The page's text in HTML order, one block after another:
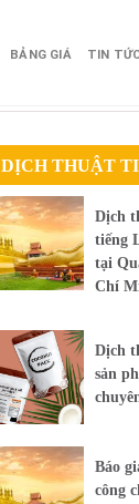
BẢNG GIÁ TIN
DỊCH THUẬT
Dịch
tiếng
tại
Chí
Dịch
sản
Báo
công